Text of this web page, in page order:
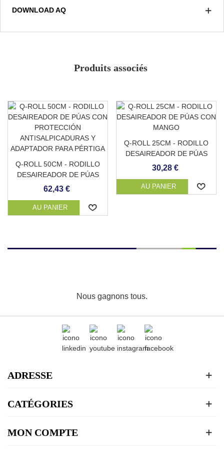
truelle, et le lendemain elle est nettoyée avec un
Solide et durable
Résistant aux taches
Adaptable à n'importe quelle surface
DOWNLOAD AQ
Produits associés
Q-ROLL 50CM - RODILLO
DESAIREADOR DE PÚAS
CON PROTECCIÓN
ADAPTADOR PARA
PÉRTIGA
62,43 €
AU PANIER
Q-ROLL 25CM - RODILLO
DESAIREADOR DE PÚAS
CON MANGO
30,28 €
AU PANIER
Nous gagnons tous.
ADRESSE
CATÉGORIES
MON COMPTE